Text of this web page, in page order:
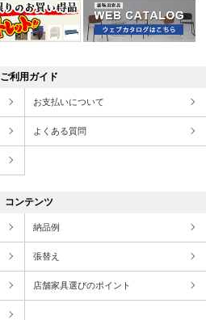
ご利用ガイド
お支払いについて
よくある質問
コンテンツ
納品例
張替え
店舗家具選びのポイント